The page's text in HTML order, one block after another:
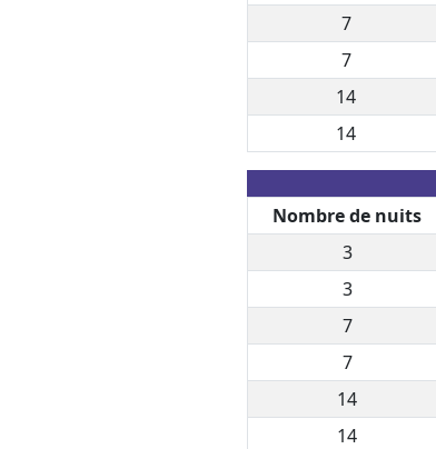
7
7
14
14
Nombre de nuits
3
3
7
7
14
14